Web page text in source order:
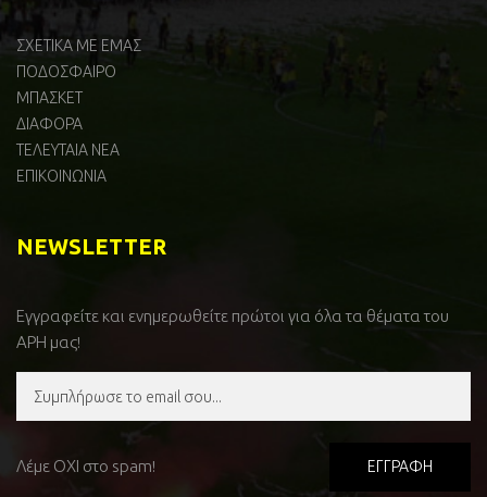
ΣΧΕΤΙΚΑ ΜΕ ΕΜΑΣ
ΠΟΔΟΣΦΑΙΡΟ
ΜΠΑΣΚΕΤ
ΔΙΑΦΟΡΑ
ΤΕΛΕΥΤΑΙΑ ΝΕΑ
ΕΠΙΚΟΙΝΩΝΙΑ
NEWSLETTER
Εγγραφείτε και ενημερωθείτε πρώτοι για όλα τα θέματα του
ΑΡΗ μας!
Λέμε ΟΧΙ στο spam!